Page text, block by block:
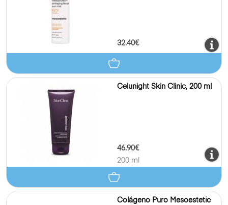
32.40€
Celunight Skin Clinic, 200 ml
46.90€
200 ml
Colágeno Puro Mesoestetic